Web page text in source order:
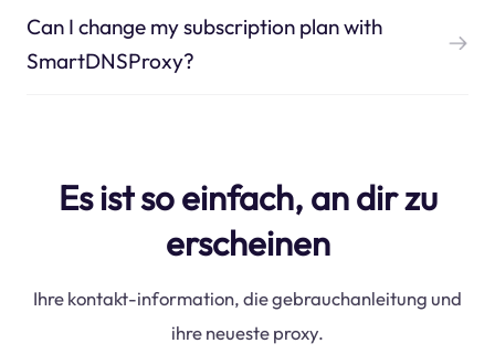
Can I change my subscription plan with
SmartDNSProxy?
Es ist so einfach, an dir zu
erscheinen
Ihre kontakt-information, die gebrauchanleitung und
ihre neueste proxy.